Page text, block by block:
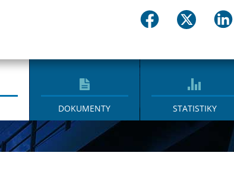
DOKUMENTY STATISTIKY